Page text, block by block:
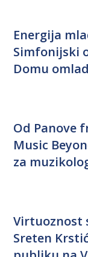
Energija
Simfonijski
Domu
Od Panove
Music
za
Virtuoznost
Sreten